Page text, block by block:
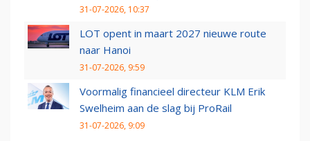
31-07-2026, 10:37
LOT opent in maart 2027 nieuwe route
naar Hanoi
31-07-2026, 9:59
Voormalig financieel directeur KLM Erik
Swelheim aan de slag bij ProRail
31-07-2026, 9:09